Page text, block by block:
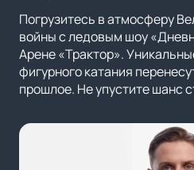
Погрузитесь в атмосферу
войны с ледовым шоу
Арене «Трактор».
фигурного катания
прошлое. Не упустите шанс